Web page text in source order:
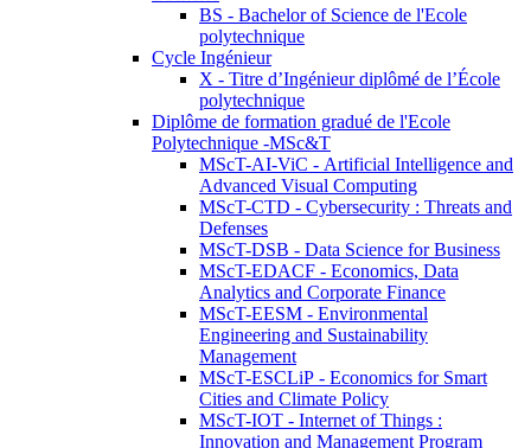
BS - Bachelor of Science de l'Ecole
polytechnique
Cycle Ingénieur
X - Titre d’Ingénieur diplômé de l’École
polytechnique
Diplôme de formation gradué de l'Ecole
Polytechnique -MSc&T
MScT-AI-ViC - Artificial Intelligence and
Advanced Visual Computing
MScT-CTD - Cybersecurity : Threats and
Defenses
MScT-DSB - Data Science for Business
MScT-EDACF - Economics, Data
Analytics and Corporate Finance
MScT-EESM - Environmental
Engineering and Sustainability
Management
MScT-ESCLiP - Economics for Smart
Cities and Climate Policy
MScT-IOT - Internet of Things :
Innovation and Management Program